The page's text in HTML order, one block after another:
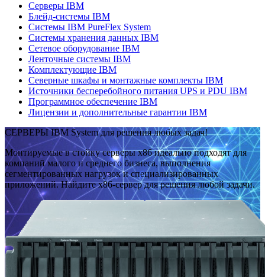
Серверы IBM
Блейд-системы IBM
Системы IBM PureFlex System
Системы хранения данных IBM
Сетевое оборудование IBM
Ленточные системы IBM
Комплектующие IBM
Северные шкафы и монтажные комплекты IBM
Источники бесперебойного питания UPS и PDU IBM
Программное обеспечение IBM
Лицензии и дополнительные гарантии IBM
СЕРВЕРЫ IBM System для решения любых задач!
Монтируемые в стойку серверы x86 идеально подходят для
компаний малого и среднего бизнеса, выполнения
сегментированных нагрузок и специализированных
приложений. Найдите x86-сервер для решения любой задачи.